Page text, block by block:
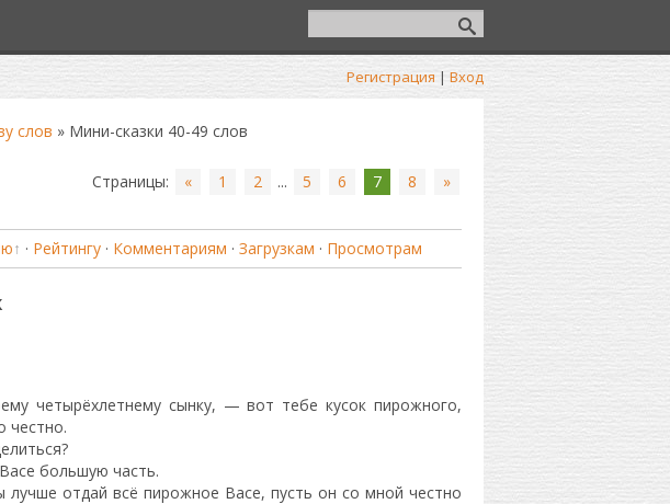
Регистрация | Вход
слов » Мини-сказки 40-49 слов
Страницы: « 1 2 ... 5 6 7 8 »
· Рейтингу· Комментариям · Загрузкам · Просмотрам
четырёхлетнему сынку, — вот тебе кусок пирожного,
честно.
большую часть.
отдай всё пирожное Васе, пусть он со мной честно